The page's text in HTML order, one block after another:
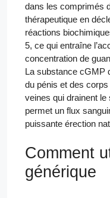
dans les comprimés
thérapeutique en
réactions
5, ce qui entraîne
concentration de
La substance cGMP
du pénis et des
veines qui drainent
permet un flux
puissante érection
Comment
générique